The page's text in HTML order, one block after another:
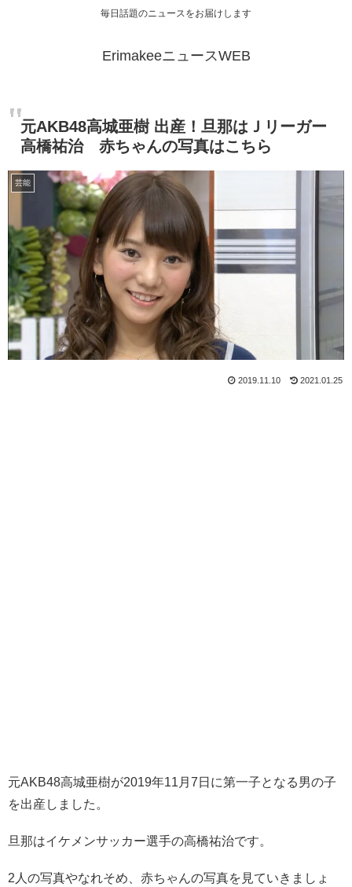
毎日話題のニュースをお届けします
ErimakeeニュースWEB
元AKB48高城亜樹 出産！旦那はＪリーガー
高橋祐治 赤ちゃんの写真はこちら
芸能
2019.11.10 2021.01.25
元AKB48高城亜樹が2019年11月7日に第一子となる男の子
を出産しました。
旦那はイケメンサッカー選手の高橋祐治です。
2人の写真やなれそめ、赤ちゃんの写真を見ていきましょ